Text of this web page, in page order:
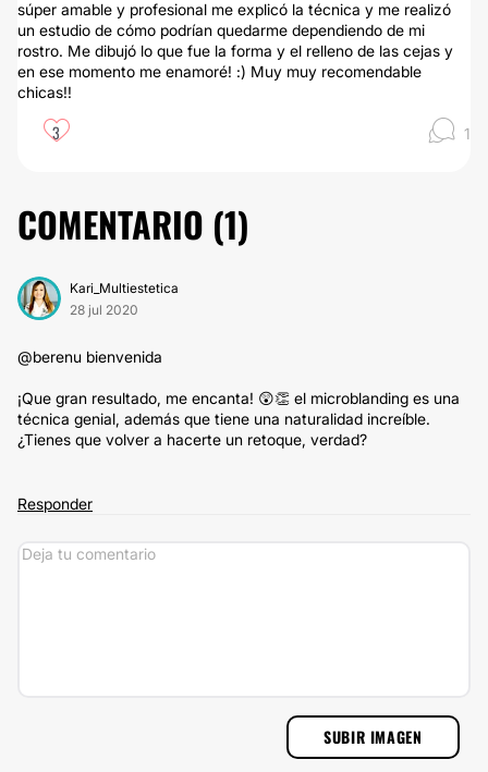
súper amable y profesional me explicó la técnica y me realizó
un estudio de cómo podrían quedarme dependiendo de mi
rostro. Me dibujó lo que fue la forma y el relleno de las cejas y
en ese momento me enamoré! :) Muy muy recomendable
chicas!!
3 1
COMENTARIO (1)
Kari_Multiestetica
28 jul 2020
@berenu bienvenida
¡Que gran resultado, me encanta! 😲👏 el microblanding es una
técnica genial, además que tiene una naturalidad increíble.
¿Tienes que volver a hacerte un retoque, verdad?
Responder
SUBIR IMAGEN